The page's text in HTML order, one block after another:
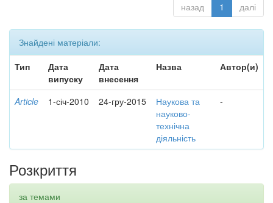
назад 1 далі
Знайдені матеріали:
Тип
Дата
випуску
Дата
внесення
Назва Автор(и)
Article 1-січ-2010 24-гру-2015
Наукова та
науково-
технічна
діяльність
-
Розкриття
за темами